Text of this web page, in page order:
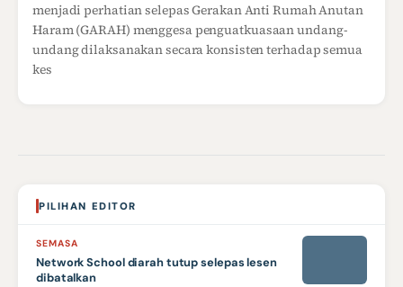
menjadi perhatian selepas Gerakan Anti Rumah Anutan
Haram (GARAH) menggesa penguatkuasaan undang-
undang dilaksanakan secara konsisten terhadap semua
kes
PILIHAN EDITOR
SEMASA
Network School diarah tutup selepas lesen
dibatalkan